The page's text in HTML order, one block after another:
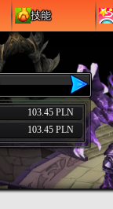
技能
103.45 PLN
103.45 PLN